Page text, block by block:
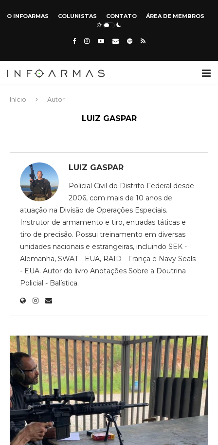
O INFOARMAS COLUNISTAS CONTATO ÁREA DE MEMBROS
Início Autor
LUIZ GASPAR
LUIZ GASPAR
Policial Civil do Distrito Federal desde
2006, com mais de 10 anos de
atuação na Divisão de Operações Especiais.
Instrutor de armamento e tiro, entradas táticas e
tiro de precisão. Possui treinamento em diversas
unidades nacionais e estrangeiras, incluindo SEK -
Alemanha, SWAT - EUA, RAID - França e Navy Seals
- EUA. Autor do livro Anotações Sobre a Doutrina
Policial - Balística.